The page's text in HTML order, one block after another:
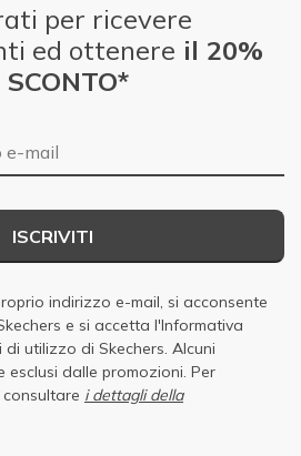
per ricevere
ed ottenere il 20%
ISCRIVITI
indirizzo e-mail, si acconsente
e si accetta l'Informativa
di utilizzo di Skechers. Alcuni
esclusi dalle promozioni. Per
i dettagli della